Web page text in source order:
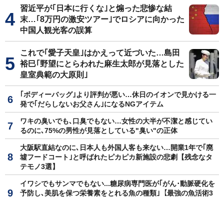
習近平が｢日本に行くな｣と煽った悲惨な結
末…｢8万円の激安ツアー｣でロシアに向かった
中国人観光客の誤算
これで｢愛子天皇｣はかえって近づいた…島田
裕巳｢野望にとらわれた麻生太郎が見落とした
皇室典範の大原則｣
｢ボディーバッグ｣より評判が悪い…休日のイオンで見かける一
発で｢だらしないお父さん｣になるNGアイテム
ワキの臭いでも､口臭でもない…女性の大半が不潔と感じてい
るのに､75%の男性が見落としている"臭い"の正体
大阪駅直結なのに､日本人も外国人客も来ない…開業1年で｢廃
墟フードコート｣と呼ばれたピカピカ新施設の悲劇【残念なタ
テモノ3選】
イワシでもサンマでもない...糖尿病専門医が｢がん･動脈硬化を
予防し､美肌を保つ栄養素をとれる魚の種類｣【最強の魚活術3